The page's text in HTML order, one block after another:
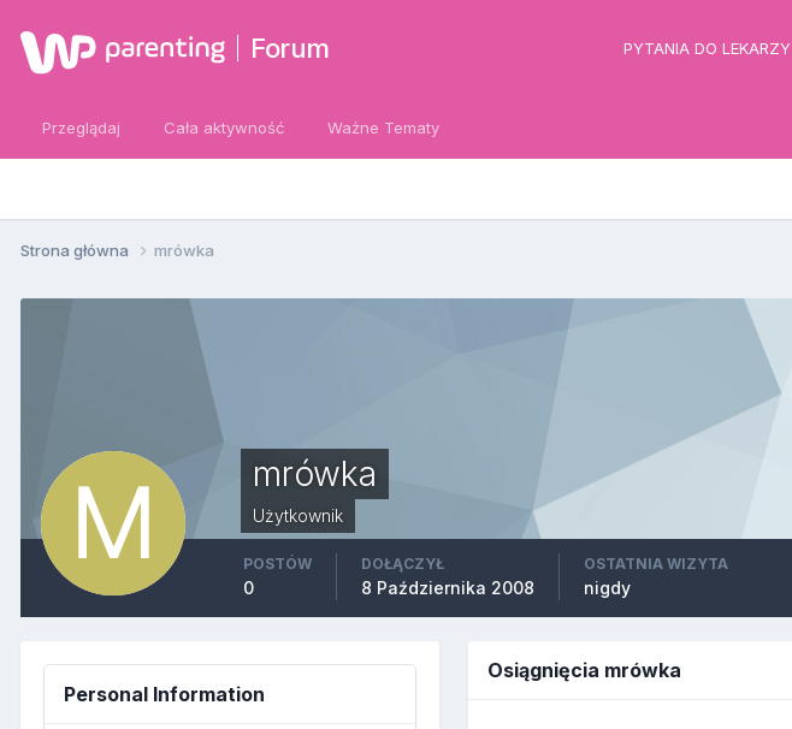
Forum PYTANIA DO LEKARZY
Przeglądaj Cała aktywność Ważne Tematy
Strona główna mrówka
mrówka
Użytkownik
POSTÓW
0
DOŁĄCZYŁ
8 Października 2008
OSTATNIA WIZYTA
nigdy
Personal Information
Osiągnięcia mrówka